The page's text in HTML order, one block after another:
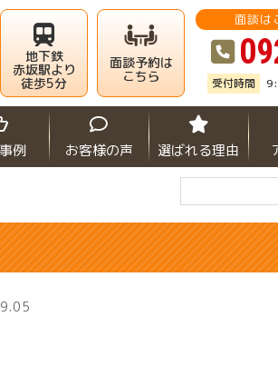
地下鉄
赤坂駅より
徒歩5分
面談予約は
こちら
面談は
例 お客様の声 選ばれる理由